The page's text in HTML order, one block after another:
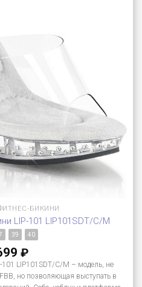
БИКИНИ
LIP-101 LIP101SDT/C/M
39 40
₽
LIP101SDT/C/M – модель, не
но позволяющая выступать в